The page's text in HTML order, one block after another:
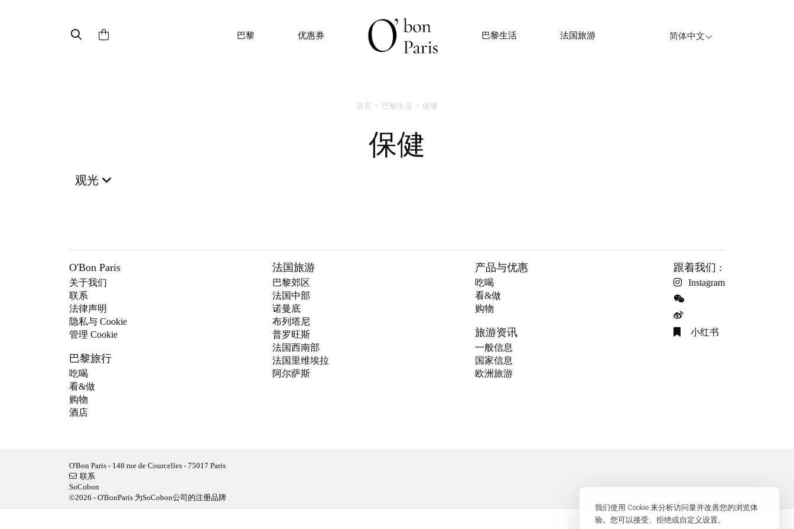
我们使用 Cookie 来分析访问量并改善您的浏览体
验。您可以接受、拒绝或自定义设置。
巴黎 优惠券 巴黎生活 法国旅游 简体中文
首页 巴黎生活 保健
保健
观光
O'Bon Paris
关于我们
联系
法律声明
隐私与 Cookie
管理 Cookie
巴黎旅行
吃喝
看&做
购物
酒店
法国旅游
巴黎郊区
法国中部
诺曼底
布列塔尼
普罗旺斯
法国西南部
法国里维埃拉
阿尔萨斯
产品与优惠
吃喝
看&做
购物
旅游资讯
一般信息
国家信息
欧洲旅游
跟着我们 :
Instagram
小红书
O'Bon Paris - 148 rue de Courcelles - 75017 Paris
联系
SoCobon
©2026 - O'BonParis 为SoCobon公司的注册品牌